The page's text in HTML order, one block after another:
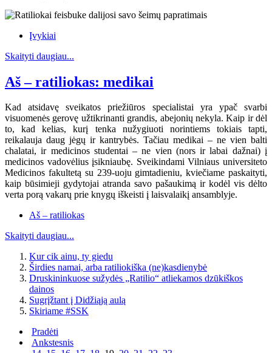
Įvykiai
Skaityti daugiau...
Aš – ratiliokas: medikai
Kad atsidavę sveikatos priežiūros specialistai yra ypač svarbi
visuomenės gerovę užtikrinanti grandis, abejonių nekyla. Kaip ir dėl
to, kad kelias, kurį tenka nužygiuoti norintiems tokiais tapti,
reikalauja daug jėgų ir kantrybės. Tačiau medikai – ne vien balti
chalatai, ir medicinos studentai – ne vien (nors ir labai dažnai) į
medicinos vadovėlius įsikniaubę. Sveikindami Vilniaus universiteto
Medicinos fakultetą su 239-uoju gimtadieniu, kviečiame paskaityti,
kaip būsimieji gydytojai atranda savo pašaukimą ir kodėl vis dėlto
verta porą vakarų prie knygų iškeisti į laisvalaikį ansamblyje.
Aš – ratiliokas
Skaityti daugiau...
Kur cik ainu, ty giedu
Širdies namai, arba ratiliokiška (ne)kasdienybė
Druskininkuose sužydės „Ratilio“ atliekamos dzūkiškos
dainos
Sugrįžtant į Didžiąją aulą
Skiriame #SSK
Pradėti
Ankstesnis